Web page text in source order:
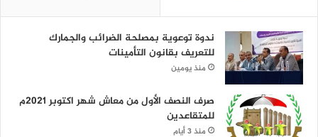
ندوة توعوية بمصلحة الضرائب والجمارك
للتعريف بقانون التأمينات
منذ يومين
صرف النصف الأول من معاش شهر اكتوبر 2021م
للمتقاعدين
منذ 3 أيام